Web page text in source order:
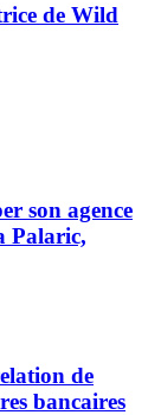
de Wild
son agence
Palaric,
de
bancaires